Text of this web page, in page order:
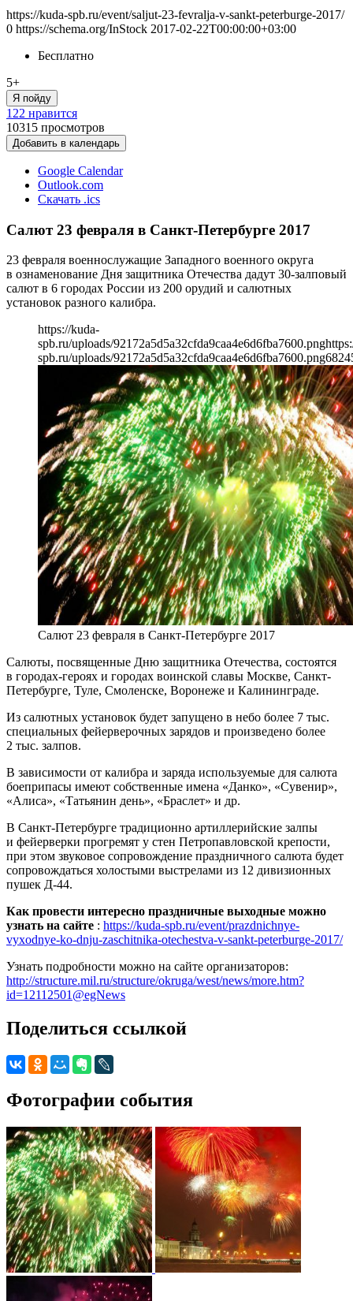
https://kuda-spb.ru/event/saljut-23-fevralja-v-sankt-peterburge-2017/
0 https://schema.org/InStock 2017-02-22T00:00:00+03:00
Бесплатно
5+
Я пойду
122 нравится
10315 просмотров
Добавить в календарь
Google Calendar
Outlook.com
Скачать .ics
Салют 23 февраля в Санкт-Петербурге 2017
23 февраля военнослужащие Западного военного округа
в ознаменование Дня защитника Отечества дадут 30-залповый
салют в 6 городах России из 200 орудий и салютных
установок разного калибра.
https://kuda-
spb.ru/uploads/92172a5d5a32cfda9caa4e6d6fba7600.png
spb.ru/uploads/92172a5d5a32cfda9caa4e6d6fba7600.png682
Салют 23 февраля в Санкт-Петербурге 2017
Салюты, посвященные Дню защитника Отечества, состоятся
в городах-героях и городах воинской славы Москве, Санкт-
Петербурге, Туле, Смоленске, Воронеже и Калининграде.
Из салютных установок будет запущено в небо более 7 тыс.
специальных фейерверочных зарядов и произведено более
2 тыс. залпов.
В зависимости от калибра и заряда используемые для салюта
боеприпасы имеют собственные имена «Данко», «Сувенир»,
«Алиса», «Татьянин день», «Браслет» и др.
В Санкт-Петербурге традиционно артиллерийские залпы
и фейерверки прогремят у стен Петропавловской крепости,
при этом звуковое сопровождение праздничного салюта будет
сопровождаться холостыми выстрелами из 12 дивизионных
пушек Д-44.
Как провести интересно праздничные выходные можно
узнать на сайте : https://kuda-spb.ru/event/prazdnichnye-
vyxodnye-ko-dnju-zaschitnika-otechestva-v-sankt-peterburge-2017/
Узнать подробности можно на сайте организаторов:
http://structure.mil.ru/structure/okruga/west/news/more.htm?
id=12112501@egNews
Поделиться ссылкой
Фотографии события